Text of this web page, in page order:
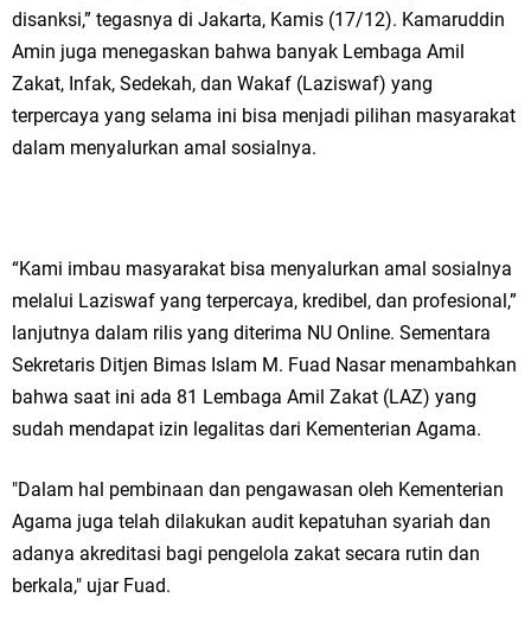
disanksi,” tegasnya di Jakarta, Kamis (17/12). Kamaruddin
Amin juga menegaskan bahwa banyak Lembaga Amil
Zakat, Infak, Sedekah, dan Wakaf (Laziswaf) yang
terpercaya yang selama ini bisa menjadi pilihan masyarakat
dalam menyalurkan amal sosialnya.
“Kami imbau masyarakat bisa menyalurkan amal sosialnya
melalui Laziswaf yang terpercaya, kredibel, dan profesional,”
lanjutnya dalam rilis yang diterima NU Online. Sementara
Sekretaris Ditjen Bimas Islam M. Fuad Nasar menambahkan
bahwa saat ini ada 81 Lembaga Amil Zakat (LAZ) yang
sudah mendapat izin legalitas dari Kementerian Agama.
"Dalam hal pembinaan dan pengawasan oleh Kementerian
Agama juga telah dilakukan audit kepatuhan syariah dan
adanya akreditasi bagi pengelola zakat secara rutin dan
berkala," ujar Fuad.